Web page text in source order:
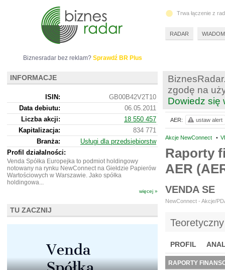
zgodę na
Dowiedz się
Akcje NewConnect •
Raporty
AER
VENDA SE
NewConnect - Akcje/
PROFIL
BR LAB
RAPORTY
AER: ustaw alert
Biznesradar bez reklam? Sprawdź BR Plus
INFORMACJE
ISIN:
GB00B42V2T10
Data debiutu:
06.05.2011
Liczba akcji:
18 550 457
Kapitalizacja:
834 771
Branża:
Usługi dla przedsiębiorstw
Profil działalności:
Venda Spółka Europejka to podmiot holdingowy
notowany na rynku NewConnect na Giełdzie Papierów
Wartościowych w Warszawie. Jako spółka
holdingowa...
więcej »
TU ZACZNIJ
Trwa łączenie z
RADAR